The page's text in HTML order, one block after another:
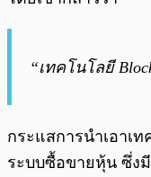
“เทคโนโลยี
กระแสการนำเอาเ
ระบบซื้อขายหุ้น ซึ่ง